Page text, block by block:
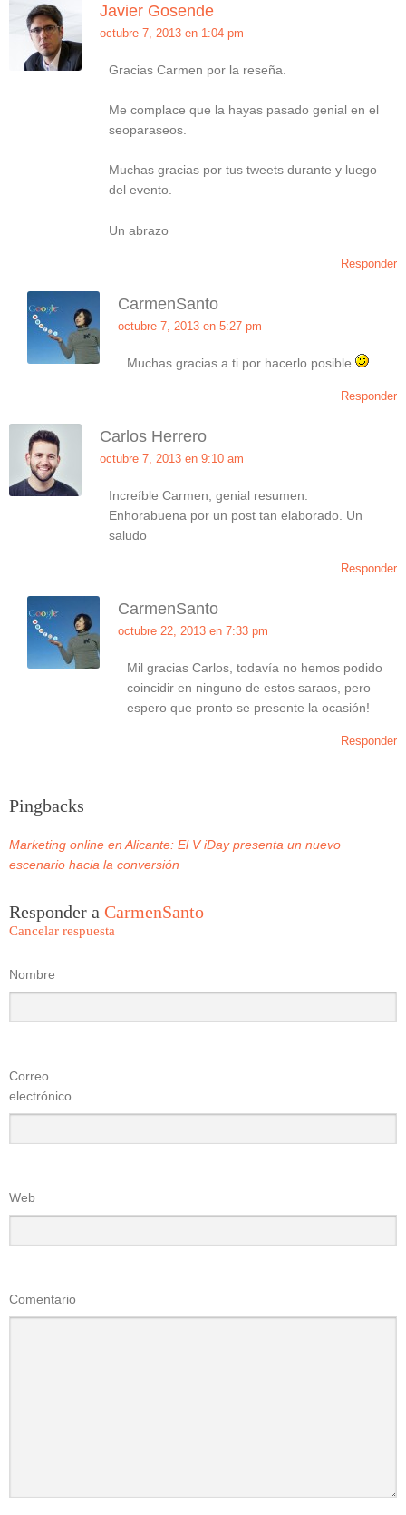
Javier Gosende
octubre 7, 2013 en 1:04 pm
Gracias Carmen por la reseña.
Me complace que la hayas pasado genial en el
seoparaseos.
Muchas gracias por tus tweets durante y luego
del evento.
Un abrazo
Responder
CarmenSanto
octubre 7, 2013 en 5:27 pm
Muchas gracias a ti por hacerlo posible
Responder
Carlos Herrero
octubre 7, 2013 en 9:10 am
Increíble Carmen, genial resumen.
Enhorabuena por un post tan elaborado. Un
saludo
Responder
CarmenSanto
octubre 22, 2013 en 7:33 pm
Mil gracias Carlos, todavía no hemos podido
coincidir en ninguno de estos saraos, pero
espero que pronto se presente la ocasión!
Responder
Pingbacks
Marketing online en Alicante: El V iDay presenta un nuevo
escenario hacia la conversión
Responder a CarmenSanto
Cancelar respuesta
Nombre
Correo
electrónico
Web
Comentario